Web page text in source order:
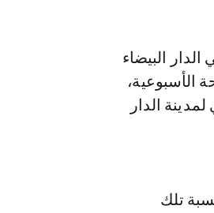
في الدار البيضاء
الأسبوعية،
الدار
تلك